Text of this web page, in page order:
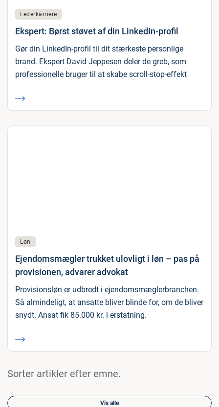
Lederkarriere
Ekspert: Børst støvet af din LinkedIn-profil
Gør din LinkedIn-profil til dit stærkeste personlige
brand. Ekspert David Jeppesen deler de greb, som
professionelle bruger til at skabe scroll-stop-effekt
Løn
Ejendomsmægler trukket ulovligt i løn – pas på
provisionen, advarer advokat
Provisionsløn er udbredt i ejendomsmæglerbranchen.
Så almindeligt, at ansatte bliver blinde for, om de bliver
snydt. Ansat fik 85.000 kr. i erstatning.
Sorter artikler efter emne.
Vis alle